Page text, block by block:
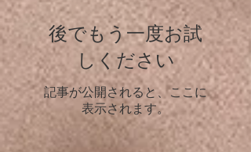
後でもう一度お試
しください
記事が公開されると、ここに
表示されます。